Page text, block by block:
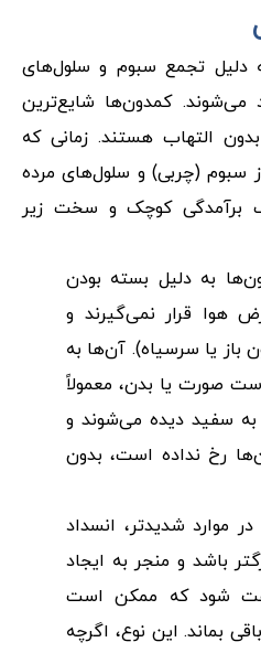
دلیل تجمع سبوم و سلول‌های
می‌شوند. کمدون‌ها شایع‌ترین
التهاب هستند. زمانی که
سبوم (چربی) و سلول‌های مرده
برآمدگی کوچک و سخت زیر
به دلیل بسته بودن
هوا قرار نمی‌گیرند و
باز یا سرسیاه). آن‌ها به
صورت یا بدن، معمولاً
سفید دیده می‌شوند و
رخ نداده است، بدون
موارد شدیدتر، انسداد
باشد و منجر به ایجاد
شود که ممکن است
بماند. این نوع، اگرچه